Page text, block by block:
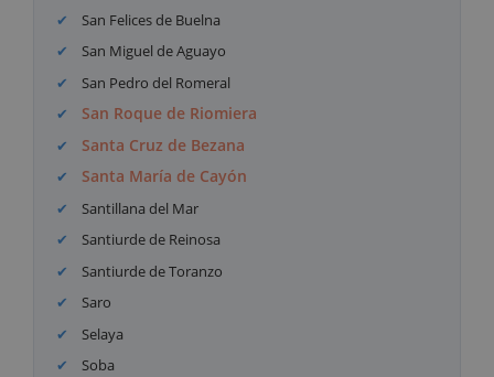
San Felices de Buelna
San Miguel de Aguayo
San Pedro del Romeral
San Roque de Riomiera
Santa Cruz de Bezana
Santa María de Cayón
Santillana del Mar
Santiurde de Reinosa
Santiurde de Toranzo
Saro
Selaya
Soba